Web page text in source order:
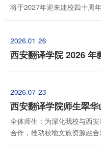
将于2027年迎来建校四十周
会公开征集西安翻译学院40
纪念品设计方案。具体征集事
26
2026.01
西安翻译学院 2026 年
23
2026.07
西安翻译学院师生翠
全体师生：为深化我校与西
合作，推动校地文旅资源融